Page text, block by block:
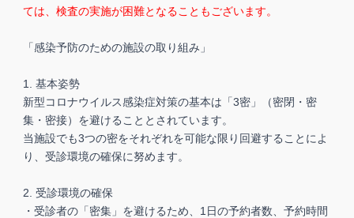
ては、検査の実施が困難となることもございます。
「感染予防のための施設の取り組み」
1. 基本姿勢
新型コロナウイルス感染症対策の基本は「3密」（密閉・密
集・密接）を避けることとされています。
当施設でも3つの密をそれぞれを可能な限り回避することによ
り、受診環境の確保に努めます。
2. 受診環境の確保
・受診者の「密集」を避けるため、1日の予約者数、予約時間